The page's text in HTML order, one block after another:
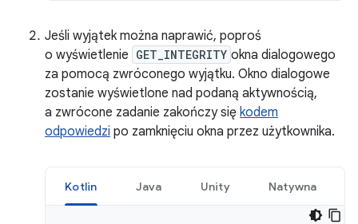
Jeśli wyjątek można naprawić, poproś
o wyświetlenie GET_INTEGRITY okna dialogowego
za pomocą zwróconego wyjątku. Okno dialogowe
zostanie wyświetlone nad podaną aktywnością,
a zwrócone zadanie zakończy się kodem
odpowiedzi po zamknięciu okna przez użytkownika.
Kotlin Java Unity Natywna